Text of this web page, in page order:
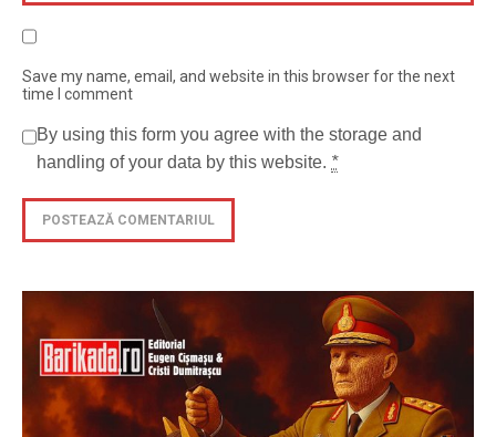
Save my name, email, and website in this browser for the next
time I comment
By using this form you agree with the storage and
handling of your data by this website. *